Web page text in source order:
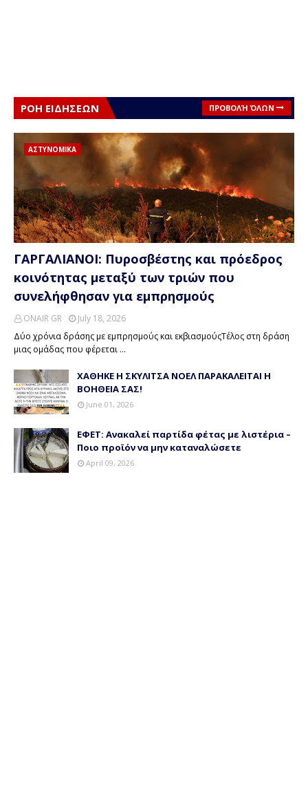
ΡΟΗ ΕΙΔΗΣΕΩΝ ΠΡΟΒΟΛΉ ΌΛΩΝ
ΑΣΤΥΝΟΜΙΚΑ
ΓΑΡΓΑΛΙΑΝΟΙ: Πυροσβέστης και πρόεδρος
κοινότητας μεταξύ των τριών που
συνελήφθησαν για εμπρησμούς
ONAIR GR
July 18, 2026
Δύο χρόνια δράσης με εμπρησμούς και εκβιασμούςΤέλος στη δράση
μιας ομάδας που φέρεται …
ΧΑΘΗΚΕ Η ΣΚΥΛΙΤΣΑ ΝΟΕΛ ΠΑΡΑΚΑΛΕΙΤΑΙ Η
ΒΟΗΘΕΙΑ ΣΑΣ!
June 01, 2026
ΕΦΕΤ: Ανακαλεί παρτίδα φέτας με λιστέρια –
Ποιο προϊόν να μην καταναλώσετε
April 09, 2026